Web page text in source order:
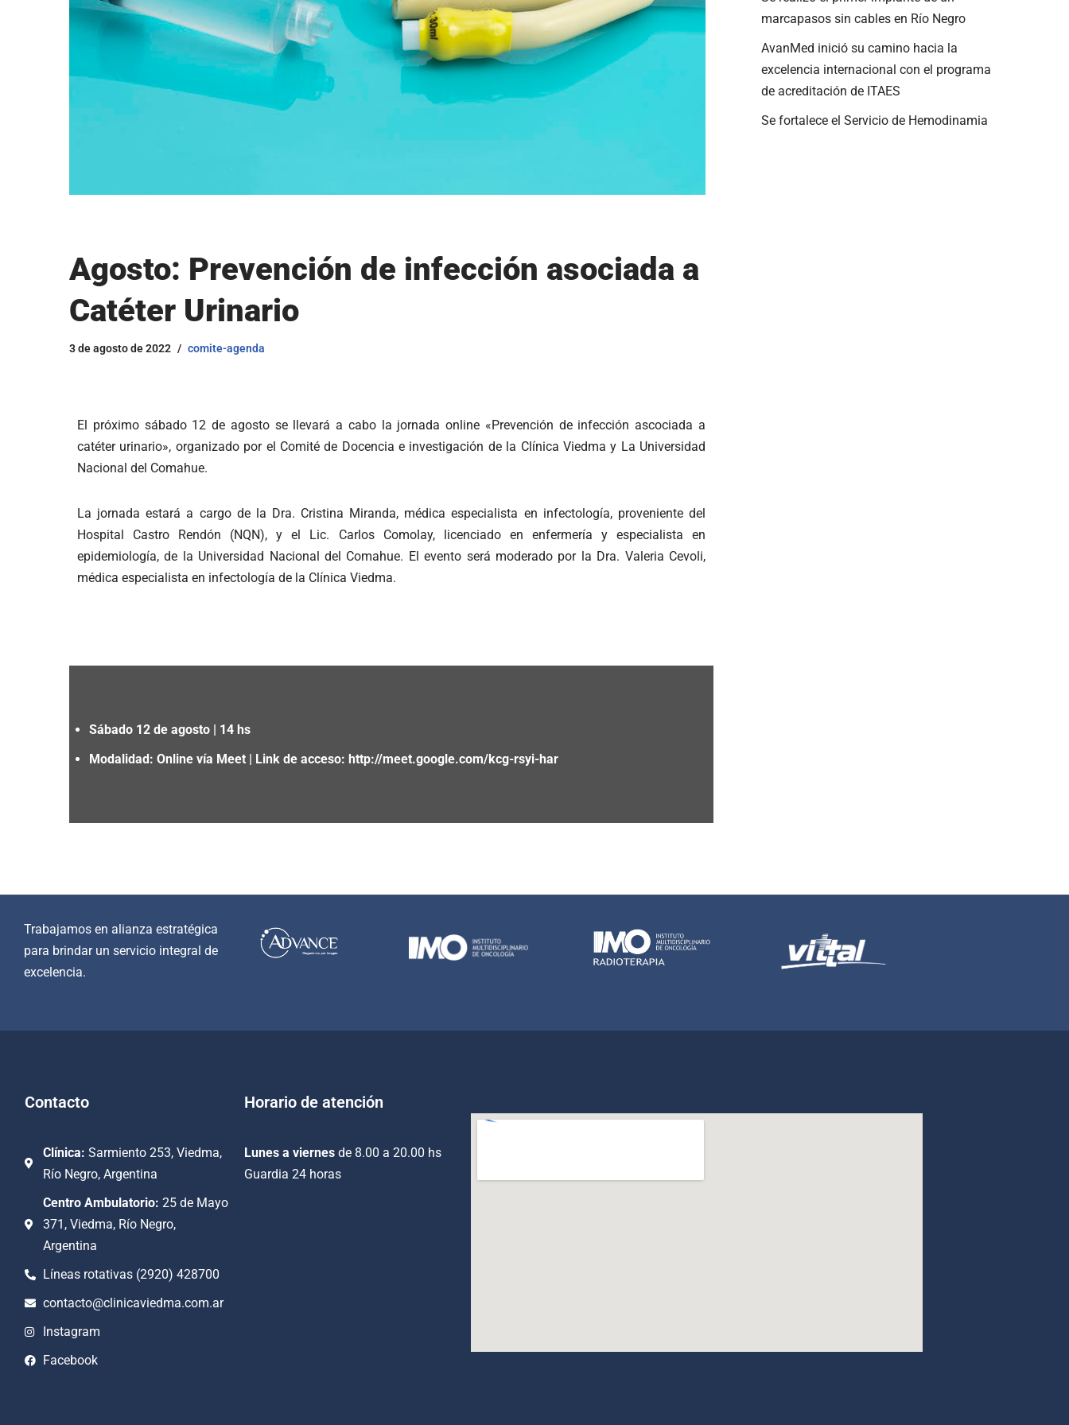
Agosto: Prevención de infección asociada a
Catéter Urinario
3 de agosto de 2022 comite-agenda
El próximo sábado 12 de agosto se llevará a cabo la jornada online «Prevención de infección ascociada a
catéter urinario», organizado por el Comité de Docencia e investigación de la Clínica Viedma y La Universidad
Nacional del Comahue.
La jornada estará a cargo de la Dra. Cristina Miranda, médica especialista en infectología, proveniente del
Hospital Castro Rendón (NQN), y el Lic. Carlos Comolay, licenciado en enfermería y especialista en
epidemiología, de la Universidad Nacional del Comahue. El evento será moderado por la Dra. Valeria Cevoli,
médica especialista en infectología de la Clínica Viedma.
Sábado 12 de agosto | 14 hs
Modalidad: Online vía Meet | Link de acceso: http://meet.google.com/kcg-rsyi-har
marcapasos sin cables en Río Negro
AvanMed inició su camino hacia la
excelencia internacional con el programa
de acreditación de ITAES
Se fortalece el Servicio de Hemodinamia
Trabajamos en alianza estratégica
para brindar un servicio integral de
excelencia.
Contacto
Clínica: Sarmiento 253, Viedma,
Río Negro, Argentina
Centro Ambulatorio: 25 de Mayo
371, Viedma, Río Negro,
Argentina
Líneas rotativas (2920) 428700
contacto@clinicaviedma.com.ar
Instagram
Facebook
Horario de atención
Lunes a viernesde 8.00 a 20.00 hs
Guardia 24 horas